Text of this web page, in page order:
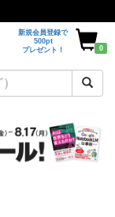
新規会員登録で
500pt
プレゼント！
0